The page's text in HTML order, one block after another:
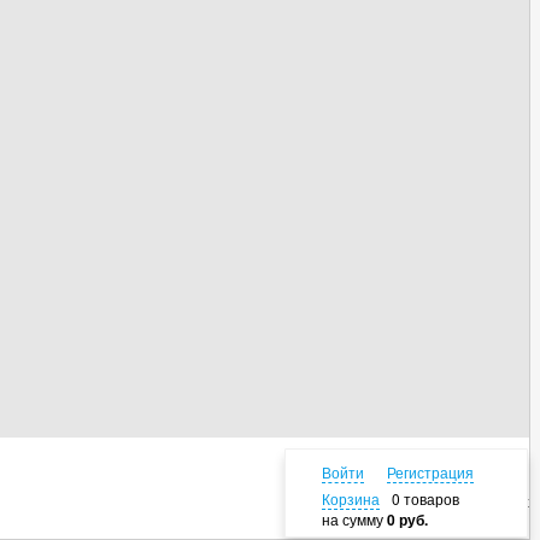
Наверх
Войти
Регистрация
Корзина
0 товаров
на сумму0 руб.